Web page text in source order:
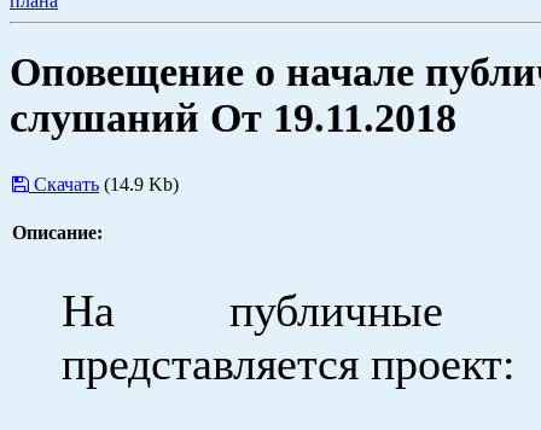
Оповещение о начале
слушаний От 19.11.2018
Скачать (14.9 Kb)
Описание:
На публичные
представляется проект: